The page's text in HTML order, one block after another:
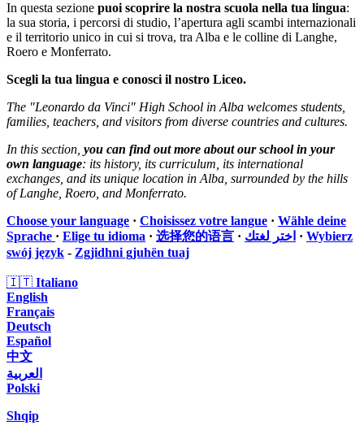
In questa sezione puoi scoprire la nostra scuola nella tua lingua:
la sua storia, i percorsi di studio, l’apertura agli scambi internazionali
e il territorio unico in cui si trova, tra Alba e le colline di Langhe,
Roero e Monferrato.
Scegli la tua lingua e conosci il nostro Liceo.
The "Leonardo da Vinci" High School in Alba welcomes students,
families, teachers, and visitors from diverse countries and cultures.
In this section, you can find out more about our school in your
own language: its history, its curriculum, its international
exchanges, and its unique location in Alba, surrounded by the hills
of Langhe, Roero, and Monferrato.
Choose your language · Choisissez votre langue · Wähle deine
Sprache · Elige tu idioma · 选择您的语言 · اختر لغتك · Wybierz
swój język - Zgjidhni gjuhën tuaj
🇮🇹 Italiano
English
Français
Deutsch
Español
中文
العربية
Polski
Shqip